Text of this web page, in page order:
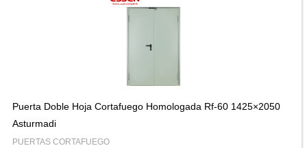
Puerta Doble Hoja Cortafuego Homologada Rf-60 1425×2050
Asturmadi
PUERTAS CORTAFUEGO